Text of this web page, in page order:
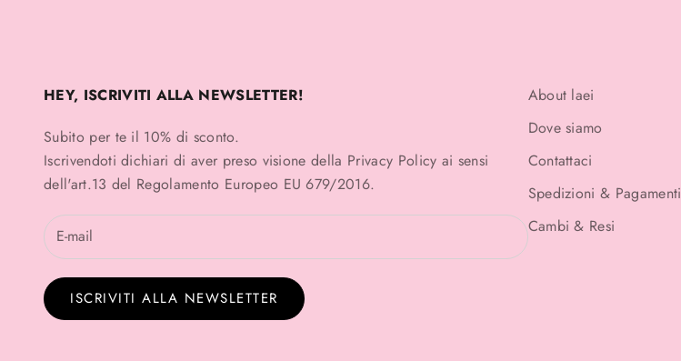
HEY, ISCRIVITI ALLA NEWSLETTER!
Subito per te il 10% di sconto.
Iscrivendoti dichiari di aver preso visione della Privacy Policy ai sensi
dell'art.13 del Regolamento Europeo EU 679/2016.
ISCRIVITI ALLA NEWSLETTER
About laei
Dove siamo
Contattaci
Spedizioni & Pagamenti
Cambi & Resi